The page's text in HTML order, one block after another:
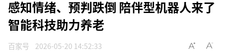
感知情绪、预判跌倒 陪伴型机器人来了
智能科技助力养老
百家号 2026-05-20 14:52:33